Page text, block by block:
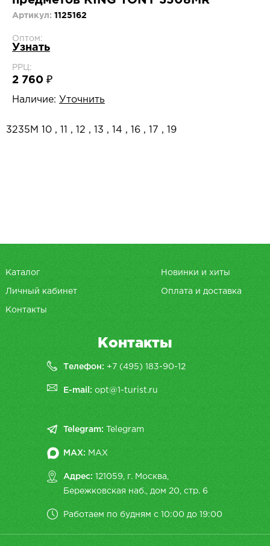
Артикул: 1125162
Оптом:
Узнать
РРЦ:
2 760 ₽
Наличие: Уточнить
3235M 10 , 11 , 12 , 13 , 14 , 16 , 17 , 19
Каталог Новинки и хиты
Личный кабинет Оплата и доставка
Контакты
Контакты
Телефон: +7 (495) 183-90-12
E-mail:opt@1-turist.ru
Telegram: Telegram
MAX: MAX
Адрес: 121059, г. Москва,
Бережковская наб., дом 20, cтр. 6
Работаем по будням с 10:00 до 19:00